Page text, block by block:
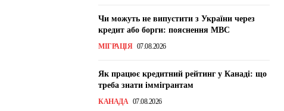
Чи можуть не випустити з України через
кредит або борги: пояснення МВС
МІГРАЦІЯ 07.08.2026
Як працює кредитний рейтинг у Канаді: що
треба знати іммігрантам
КАНАДА 07.08.2026